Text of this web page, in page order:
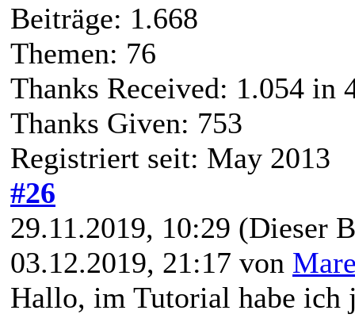
Beiträge: 1.668
Themen: 76
Thanks Received: 1.054 in
Thanks Given: 753
Registriert seit: May 2013
#26
29.11.2019, 10:29 (Dieser
03.12.2019, 21:17 von
Hallo, im Tutorial habe ich